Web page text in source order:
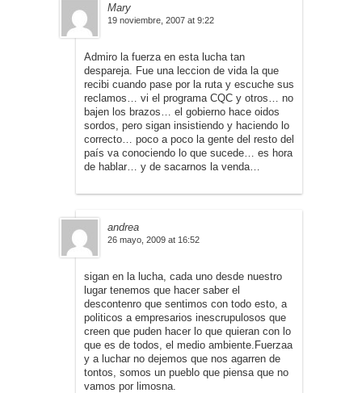
Mary
19 noviembre, 2007 at 9:22
Admiro la fuerza en esta lucha tan
despareja. Fue una leccion de vida la que
recibi cuando pase por la ruta y escuche sus
reclamos… vi el programa CQC y otros… no
bajen los brazos… el gobierno hace oidos
sordos, pero sigan insistiendo y haciendo lo
correcto… poco a poco la gente del resto del
país va conociendo lo que sucede… es hora
de hablar… y de sacarnos la venda…
andrea
26 mayo, 2009 at 16:52
sigan en la lucha, cada uno desde nuestro
lugar tenemos que hacer saber el
descontenro que sentimos con todo esto, a
politicos a empresarios inescrupulosos que
creen que puden hacer lo que quieran con lo
que es de todos, el medio ambiente.Fuerzaa
y a luchar no dejemos que nos agarren de
tontos, somos un pueblo que piensa que no
vamos por limosna.